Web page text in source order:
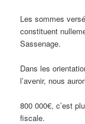
Les sommes
constituent
Sassenage.
Dans les
l’avenir, nous
800 000€, c’est
fiscale.